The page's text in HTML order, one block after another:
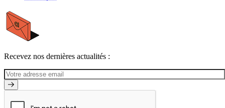
Recevez nos dernières actualités :